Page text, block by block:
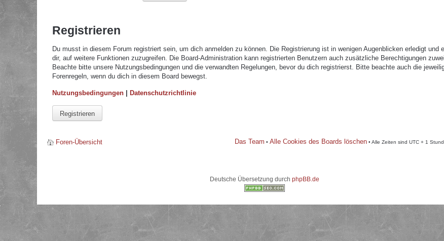
Registrieren
Du musst in diesem Forum registriert sein, um dich anmelden zu können. Die Registrierung ist in wenigen Augenblicken erledigt und
dir, auf weitere Funktionen zuzugreifen. Die Board-Administration kann registrierten Benutzern auch zusätzliche Berechtigungen
Beachte bitte unsere Nutzungsbedingungen und die verwandten Regelungen, bevor du dich registrierst. Bitte beachte auch die
Forenregeln, wenn du dich in diesem Board bewegst.
Nutzungsbedingungen | Datenschutzrichtlinie
Registrieren
Foren-Übersicht Das Team • Alle Cookies des Boards löschen • Alle Zeiten sind UTC + 1
Deutsche Übersetzung durch phpBB.de